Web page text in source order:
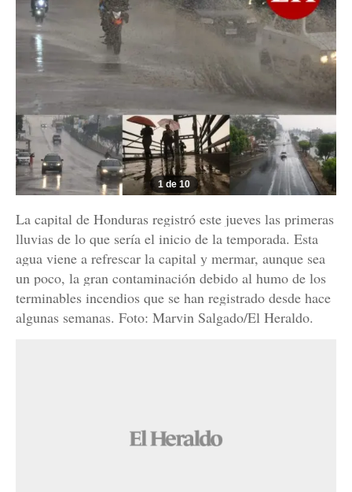
1 de 10
La capital de Honduras registró este jueves las primeras
lluvias de lo que sería el inicio de la temporada. Esta
agua viene a refrescar la capital y mermar, aunque sea
un poco, la gran contaminación debido al humo de los
terminables incendios que se han registrado desde hace
algunas semanas. Foto: Marvin Salgado/El Heraldo.